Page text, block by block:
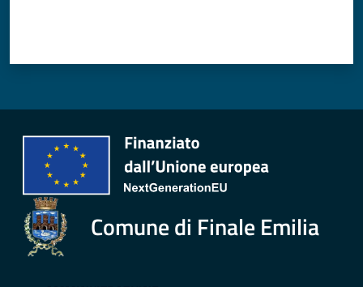
Comune di Finale Emilia